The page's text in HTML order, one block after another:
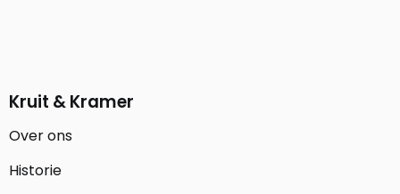
Kruit & Kramer
Over ons
Historie